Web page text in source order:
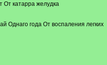
От катарра желудка
Однаго года От воспаления легких